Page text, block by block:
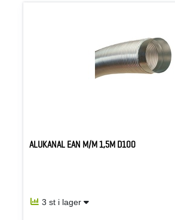
ALUKANAL EAN M/M 1,5M D100
3 st i lager